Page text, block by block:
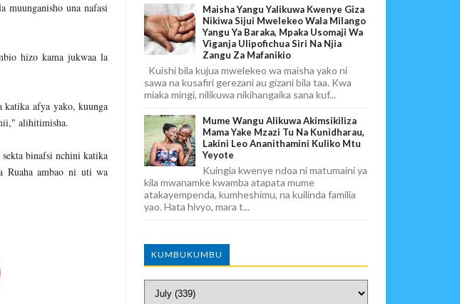
muunganisho una nafasi
hizo kama jukwaa la
katika afya yako, kuunga
alihitimisha.
binafsi nchini katika
Ruaha ambao ni uti wa
Maisha Yangu Yalikuwa Kwenye Giza
Nikiwa Sijui Mwelekeo Wala Milango
Yangu Ya Baraka, Mpaka Usomaji Wa
Viganja Ulipofichua Siri Na Njia
Zangu Za Mafanikio
Kuishi bila kujua mwelekeo wa maisha yako ni
sawa na kusafiri gerezani au gizani bila taa. Kwa
miaka mingi, nilikuwa nikihangaika sana kuf...
Mume Wangu Alikuwa Akimsikiliza
Mama Yake Mzazi Tu Na Kunidharau,
Lakini Leo Ananithamini Kuliko Mtu
Yeyote
Kuingia kwenye ndoa ni matumaini ya
kila mwanamke kwamba atapata mume
atakayempenda, kumheshimu, na kuilinda familia
yao. Hata hivyo, mara t...
KUMBUKUMBU